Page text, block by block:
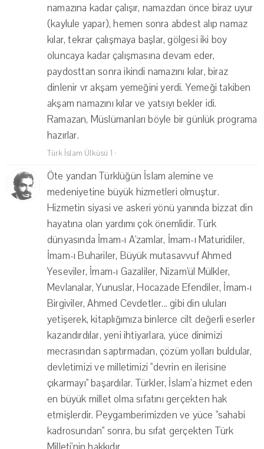
namazına kadar çalışır, namazdan önce biraz uyur
(kaylule yapar), hemen sonra abdest alıp namaz
kılar, tekrar çalışmaya başlar, gölgesi iki boy
oluncaya kadar çalışmasına devam eder,
paydosttan sonra ikindi namazını kılar, biraz
dinlenir vr akşam yemeğini yerdi. Yemeği takiben
akşam namazını kılar ve yatsıyı bekler idi.
Ramazan, Müslümanları böyle bir günlük programa
hazırlar.
Türk İslam Ülküsü 1 ·
Öte yandan Türklüğün İslam alemine ve
medeniyetine büyük hizmetleri olmuştur.
Hizmetin siyasi ve askeri yönü yanında bizzat din
hayatına olan yardımı çok önemlidir. Türk
dünyasında İmam-ı A'zamlar, İmam-ı Maturidiler,
İmam-ı Buhariler, Büyük mutasavvuf Ahmed
Yeseviler, İmam-ı Gazaliler, Nizam'ül Mülkler,
Mevlanalar, Yunuslar, Hocazade Efendiler, İmam-ı
Birgiviler, Ahmed Cevdetler... gibi din uluları
yetişerek, kitaplığımıza binlerce cilt değerli eserler
kazandırdılar, yeni ihtiyarlara, yüce dinimizi
mecrasından saptırmadan, çözüm yolları buldular,
devletimizi ve milletimizi "devrin en ilerisine
çıkarmayı" başardılar. Türkler, İslam'a hizmet eden
en büyük millet olma sıfatını gerçekten hak
etmişlerdir. Peygamberimizden ve yüce "sahabi
kadrosundan" sonra, bu sıfat gerçekten Türk